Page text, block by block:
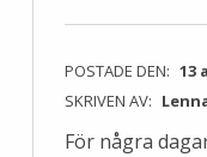
POSTADE DEN: 13
SKRIVEN AV:
För några